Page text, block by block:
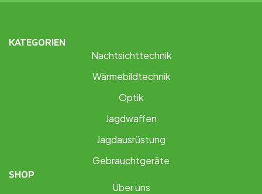
KATEGORIEN
Nachtsichttechnik
Wärmebildtechnik
Optik
Jagdwaffen
Jagdausrüstung
Gebrauchtgeräte
SHOP
Über uns